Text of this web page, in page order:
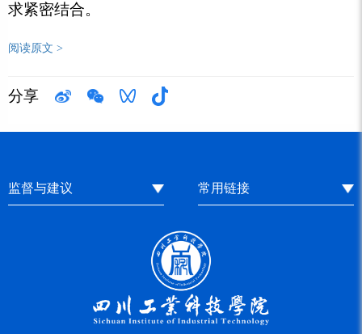
求紧密结合。
阅读原文 >
分享
监督与建议 常用链接